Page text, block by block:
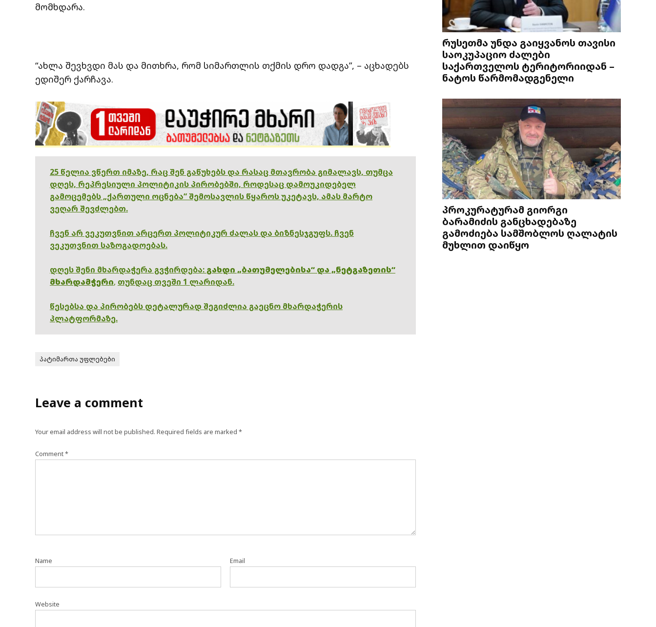
მომხდარა.
“ახლა შევხვდი მას და მითხრა, რომ სიმართლის თქმის დრო დადგა”, – აცხადებს
ედიშერ ქარჩავა.
25 წელია ვწერთ იმაზე, რაც შენ გაწუხებს და რასაც მთავრობა გიმალავს, თუმცა
დღეს, რეპრესიული პოლიტიკის პირობებში, როდესაც დამოუკიდებელ
გამოცემებს „ქართული ოცნება“ შემოსავლის წყაროს უკეტავს, ამას მარტო
ვეღარ შევძლებთ.
ჩვენ არ ვეკუთვნით არცერთ პოლიტიკურ ძალას და ბიზნესჯგუფს. ჩვენ
ვეკუთვნით საზოგადოებას.
დღეს შენი მხარდაჭერა გვჭირდება: გახდი „ბათუმელებისა“ და „ნეტგაზეთის“
მხარდამჭერი, თუნდაც თვეში 1 ლარიდან.
წესებსა და პირობებს დეტალურად შეგიძლია გაეცნო მხარდაჭერის
პლატფორმაზე.
პატიმართა უფლებები
Leave a comment
Your email address will not be published. Required fields are marked *
Comment*
Name Email
Website
რუსეთმა უნდა გაიყვანოს თავისი
საოკუპაციო ძალები
საქართველოს ტერიტორიიდან –
ნატოს წარმომადგენელი
პროკურატურამ გიორგი
ბარამიძის განცხადებაზე
გამოძიება სამშობლოს ღალატის
მუხლით დაიწყო